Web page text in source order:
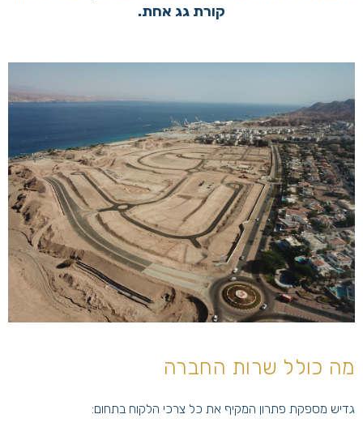
קורת גג אחת.
מה כולל שרות החברה
גדיש מספקת פתרון המקיף את כל צרכי הלקוח בתחום: